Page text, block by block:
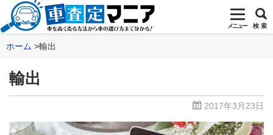
メニュー 検 索
ホーム 輸出
輸出
2017年3月23日